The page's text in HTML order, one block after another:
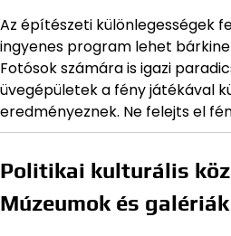
Az építészeti különlegességek
ingyenes program lehet
Fotósok számára is igazi
üvegépületek a fény játékával
eredményeznek. Ne felejts el
Politikai kulturális
Múzeumok és galériák